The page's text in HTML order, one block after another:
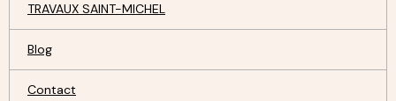
TRAVAUX SAINT-MICHEL
Blog
Contact